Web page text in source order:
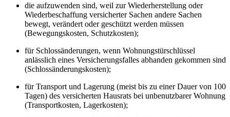
die aufzuwenden sind, weil zur Wiederherstellung oder
Wiederbeschaffung versicherter Sachen andere Sachen
bewegt, verändert oder geschützt werden müssen
(Bewegungskosten, Schutzkosten);
für Schlossänderungen, wenn Wohnungstürschlüssel
anlässlich eines Versicherungsfalles abhanden gekommen sind
(Schlossänderungskosten);
für Transport und Lagerung (meist bis zu einer Dauer von 100
Tagen) des versicherten Hausrats bei unbenutzbarer Wohnung
(Transportkosten, Lagerkosten);